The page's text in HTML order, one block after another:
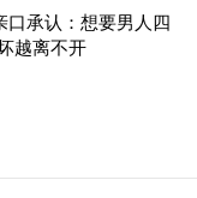
口承认：想要男人四
越离不开